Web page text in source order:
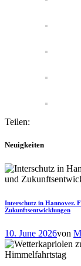
Teilen:
Neuigkeiten
Interschutz in Hannover.
Zukunftsentwicklungen
10. June 2026von